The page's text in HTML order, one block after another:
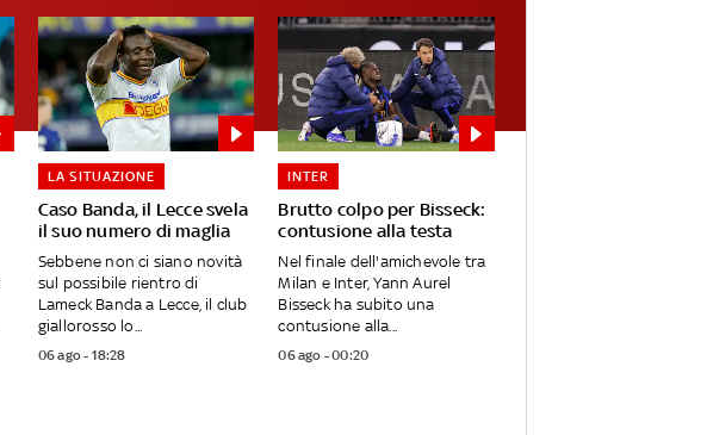
Caso Banda, il Lecce svela
il suo numero di maglia
LA SITUAZIONE
Sebbene non ci siano novità
sul possibile rientro di
Lameck Banda a Lecce, il club
giallorosso lo...
06 ago - 18:28
Brutto colpo per Bisseck:
contusione alla testa
INTER
Nel finale dell'amichevole tra
Milan e Inter, Yann Aurel
Bisseck ha subito una
contusione alla...
06 ago - 00:20